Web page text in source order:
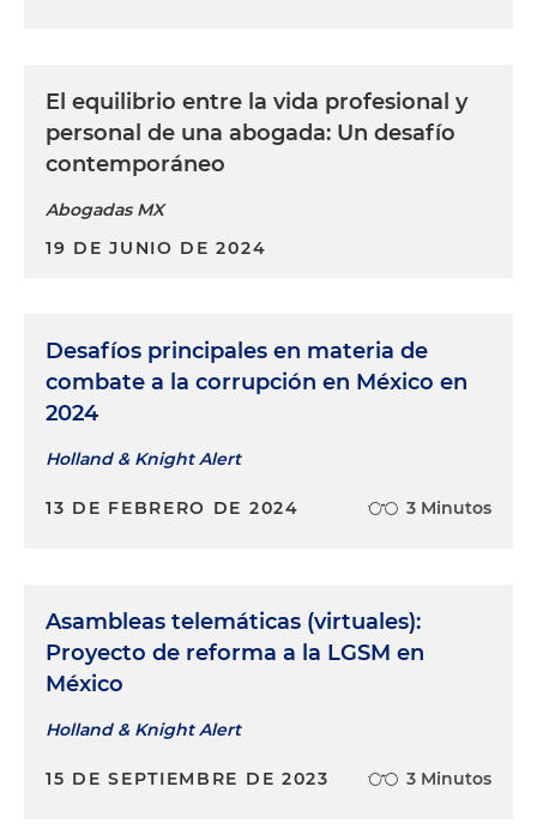
El equilibrio entre la vida profesional y
personal de una abogada: Un desafío
contemporáneo
Abogadas MX
19 DE JUNIO DE 2024
Desafíos principales en materia de
combate a la corrupción en México en
2024
Holland & Knight Alert
13 DE FEBRERO DE 2024 3 Minutos
Asambleas telemáticas (virtuales):
Proyecto de reforma a la LGSM en
México
Holland & Knight Alert
15 DE SEPTIEMBRE DE 2023 3 Minutos